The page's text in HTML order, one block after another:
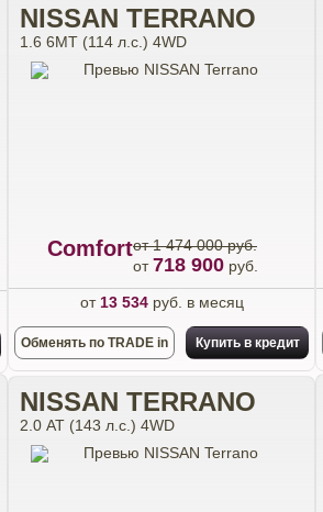
NISSAN TERRANO
1.6 6МТ (114 л.с.) 4WD
Comfortот 1 474 000 руб.
от718 900 руб.
от 13 534руб. в месяц
Обменять по TRADE in Купить в кредит
NISSAN TERRANO
2.0 АТ (143 л.с.) 4WD